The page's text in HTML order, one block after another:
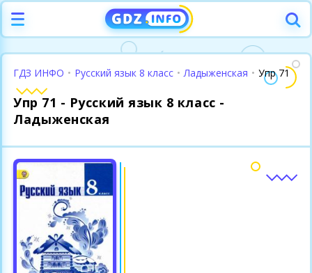
ГДЗ ИНФО • Русский язык 8 класс • Ладыженская • Упр 71
Упр 71 - Русский язык 8 класс -
Ладыженская